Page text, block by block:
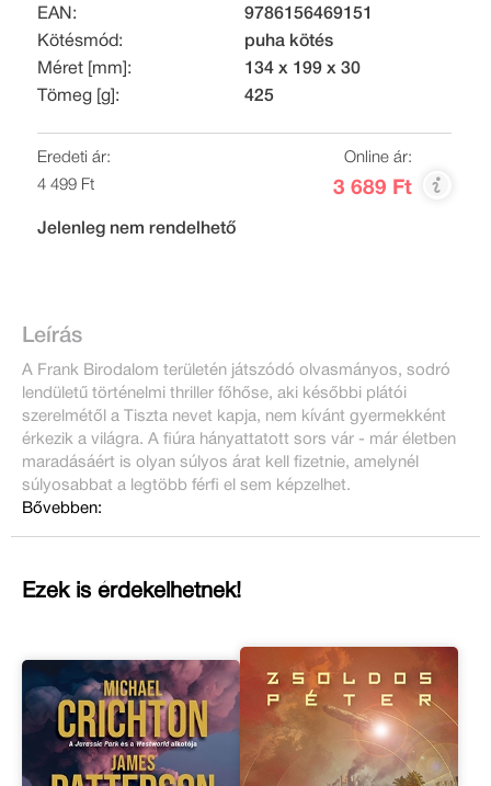
EAN:
9786156469151
Kötésmód:
puha kötés
Méret [mm]:
134 x 199 x 30
Tömeg [g]:
425
Eredeti ár:
4 499 Ft
Online ár:
3 689 Ft
Jelenleg nem rendelhető
Leírás
A Frank Birodalom területén játszódó olvasmányos, sodró
lendületű történelmi thriller főhőse, aki későbbi plátói
szerelmétől a Tiszta nevet kapja, nem kívánt gyermekként
érkezik a világra. A fiúra hányattatott sors vár - már életben
maradásáért is olyan súlyos árat kell fizetnie, amelynél
súlyosabbat a legtöbb férfi el sem képzelhet.
Bővebben:
Ezek is érdekelhetnek!